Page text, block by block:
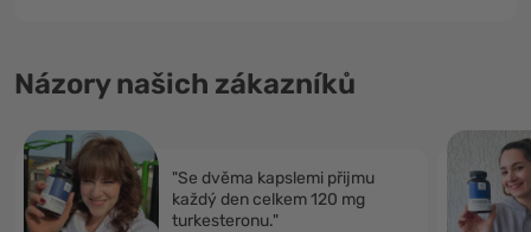
Názory našich zákazníků
"Se dvěma kapslemi přijmu
každý den celkem 120 mg
turkesteronu."